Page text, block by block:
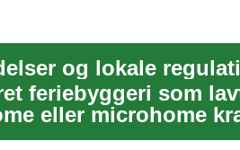
feriebyggeri som
eller microhome
på lokale bygg...